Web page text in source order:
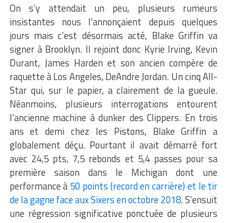
On s’y attendait un peu, plusieurs rumeurs
insistantes nous l’annonçaient depuis quelques
jours mais c’est désormais acté, Blake Griffin va
signer à Brooklyn. Il rejoint donc Kyrie Irving, Kevin
Durant, James Harden et son ancien compère de
raquette à Los Angeles, DeAndre Jordan. Un cinq All-
Star qui, sur le papier, a clairement de la gueule.
Néanmoins, plusieurs interrogations entourent
l’ancienne machine à dunker des Clippers. En trois
ans et demi chez les Pistons, Blake Griffin a
globalement déçu. Pourtant il avait démarré fort
avec 24,5 pts, 7,5 rebonds et 5,4 passes pour sa
première saison dans le Michigan dont une
performance à 50 points (record en carrière) et le tir
de la gagne face aux Sixers en octobre 2018. S’ensuit
une régression significative ponctuée de plusieurs